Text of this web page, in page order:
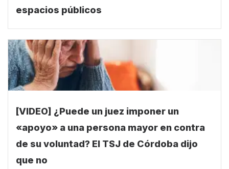
espacios públicos
[VIDEO] ¿Puede un juez imponer un
«apoyo» a una persona mayor en contra
de su voluntad? El TSJ de Córdoba dijo
que no